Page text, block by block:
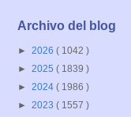
Archivo del blog
► 2026 ( 1042 )
► 2025 ( 1839 )
► 2024 ( 1986 )
► 2023 ( 1557 )